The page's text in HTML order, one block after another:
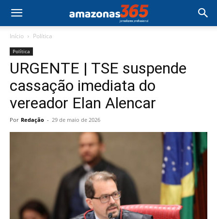
Início Política
Política
URGENTE | TSE suspende
cassação imediata do
vereador Elan Alencar
Por Redação - 29 de maio de 2026